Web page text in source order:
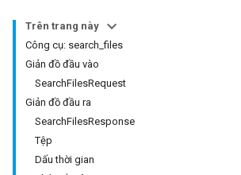
Trên trang này
Công cụ: search_files
Giản đồ đầu vào
SearchFilesRequest
Giản đồ đầu ra
SearchFilesResponse
Tệp
Dấu thời gian